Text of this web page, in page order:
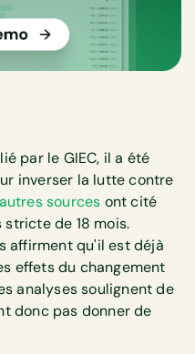
par le GIEC, il a été
inverser la lutte contre
sources ont cité
de 18 mois.
affirment qu'il est déjà
effets du changement
analyses soulignent de
donc pas donner de